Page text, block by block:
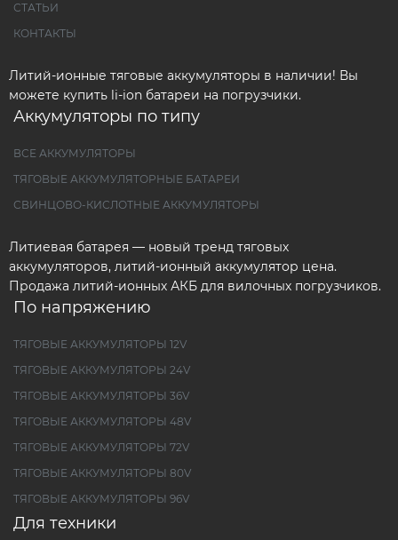
СТАТЬИ
КОНТАКТЫ
Литий-ионные тяговые аккумуляторы в наличии! Вы
можете купить li-ion батареи на погрузчики.
Аккумуляторы по типу
ВСЕ АККУМУЛЯТОРЫ
ТЯГОВЫЕ АККУМУЛЯТОРНЫЕ БАТАРЕИ
СВИНЦОВО-КИСЛОТНЫЕ АККУМУЛЯТОРЫ
Литиевая батарея — новый тренд тяговых
аккумуляторов, литий-ионный аккумулятор цена.
Продажа литий-ионных АКБ для вилочных погрузчиков.
По напряжению
ТЯГОВЫЕ АККУМУЛЯТОРЫ 12V
ТЯГОВЫЕ АККУМУЛЯТОРЫ 24V
ТЯГОВЫЕ АККУМУЛЯТОРЫ 36V
ТЯГОВЫЕ АККУМУЛЯТОРЫ 48V
ТЯГОВЫЕ АККУМУЛЯТОРЫ 72V
ТЯГОВЫЕ АККУМУЛЯТОРЫ 80V
ТЯГОВЫЕ АККУМУЛЯТОРЫ 96V
Для техники